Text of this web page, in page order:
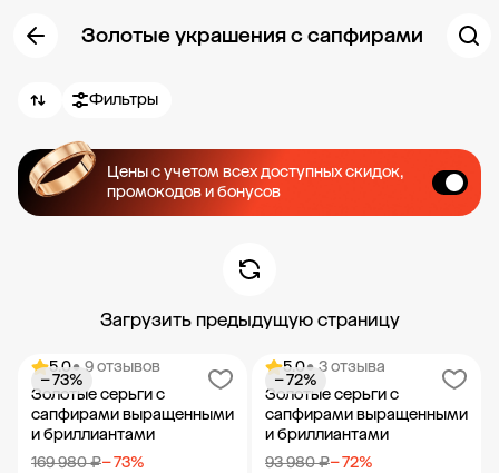
Золотые украшения с сапфирами
Фильтры
Цены с учетом всех доступных скидок,
промокодов и бонусов
Загрузить предыдущую страницу
5.0• 9 отзывов
Золотые серьги с
сапфирами выращенными
и бриллиантами
169 980 ₽− 73%
− 73%
5.0• 3 отзыва
Золотые серьги с
сапфирами выращенными
и бриллиантами
93 980 ₽− 72%
− 72%